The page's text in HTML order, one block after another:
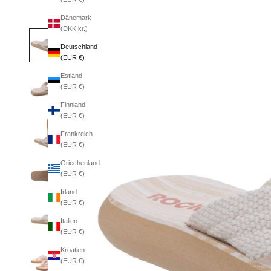
Dänemark
(DKK kr.)
Deutschland
(EUR €)
Estland
(EUR €)
Finnland
(EUR €)
Frankreich
(EUR €)
Griechenland
(EUR €)
Irland
(EUR €)
Italien
(EUR €)
Kroatien
(EUR €)